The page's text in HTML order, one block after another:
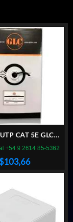
CAT 5E GLC
305M DOBLE
$103,66
+54 9 2614 85-5362